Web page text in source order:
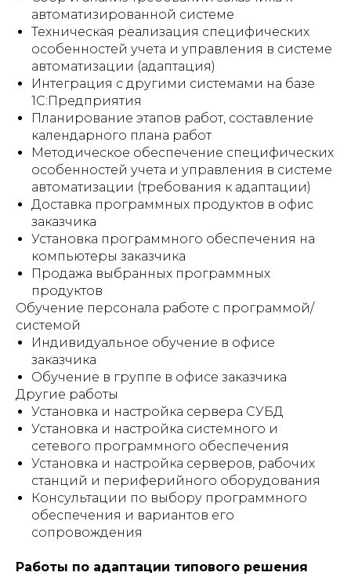
автоматизированной системе
Техническая реализация специфических
особенностей учета и управления в системе
автоматизации (адаптация)
Интеграция с другими системами на базе
1С:Предприятия
Планирование этапов работ, составление
календарного плана работ
Методическое обеспечение специфических
особенностей учета и управления в системе
автоматизации (требования к адаптации)
Доставка программных продуктов в офис
заказчика
Установка программного обеспечения на
компьютеры заказчика
Продажа выбранных программных
продуктов
Обучение персонала работе с программой/
системой
Индивидуальное обучение в офисе
заказчика
Обучение в группе в офисе заказчика
Другие работы
Установка и настройка сервера СУБД
Установка и настройка системного и
сетевого программного обеспечения
Установка и настройка серверов, рабочих
станций и периферийного оборудования
Консультации по выбору программного
обеспечения и вариантов его
сопровождения
Работы по адаптации типового решения